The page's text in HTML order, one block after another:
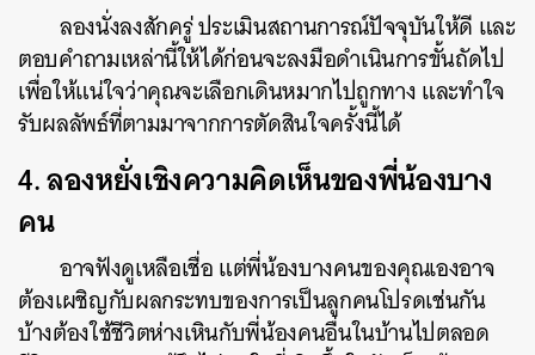
ลองนั่งลงสักครู่ ประเมินสถานการณ์ปัจจุบันให้ดี และ
ตอบคำถามเหล่านี้ให้ได้ก่อนจะลงมือดำเนินการขั้นถัดไป
เพื่อให้แน่ใจว่าคุณจะเลือกเดินหมากไปถูกทาง และทำใจ
รับผลลัพธ์ที่ตามมาจากการตัดสินใจครั้งนี้ได้
4. ลองหยั่งเชิงความคิดเห็นของพี่น้องบาง
คน
อาจฟังดูเหลือเชื่อ แต่พี่น้องบางคนของคุณเองอาจ
ต้องเผชิญกับผลกระทบของการเป็นลูกคนโปรดเช่นกัน
บ้างต้องใช้ชีวิตห่างเหินกับพี่น้องคนอื่นในบ้านไปตลอด